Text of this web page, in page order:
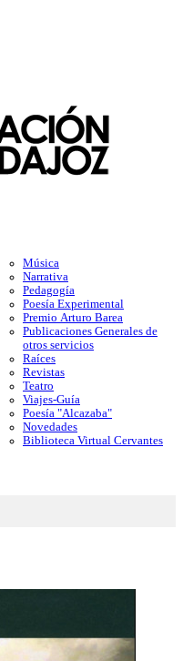
Música
Narrativa
Pedagogía
Poesía Experimental
Premio Arturo Barea
Publicaciones Generales de
otros servicios
Raíces
Revistas
Teatro
Viajes-Guía
Poesía "Alcazaba"
Novedades
Biblioteca Virtual Cervantes